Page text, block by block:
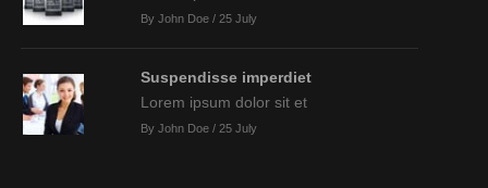
By John Doe / 25 July
Suspendisse imperdiet
Lorem ipsum dolor sit et
By John Doe / 25 July